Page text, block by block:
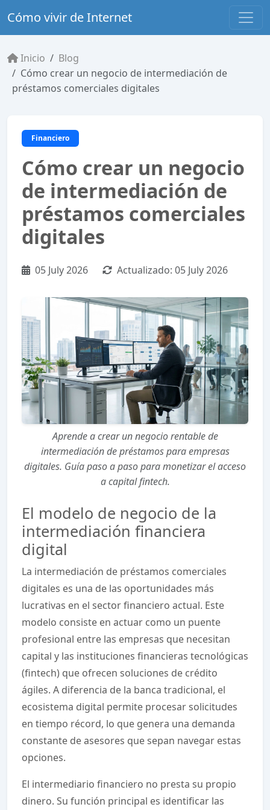
Cómo vivir de Internet
Inicio
Blog
Cómo crear un negocio de intermediación de
préstamos comerciales digitales
Financiero
Cómo crear un negocio
de intermediación de
préstamos comerciales
digitales
05 July 2026 Actualizado: 05 July 2026
Aprende a crear un negocio rentable de
intermediación de préstamos para empresas
digitales. Guía paso a paso para monetizar el acceso
a capital fintech.
El modelo de negocio de la
intermediación financiera
digital
La intermediación de préstamos comerciales
digitales es una de las oportunidades más
lucrativas en el sector financiero actual. Este
modelo consiste en actuar como un puente
profesional entre las empresas que necesitan
capital y las instituciones financieras tecnológicas
(fintech) que ofrecen soluciones de crédito
ágiles. A diferencia de la banca tradicional, el
ecosistema digital permite procesar solicitudes
en tiempo récord, lo que genera una demanda
constante de asesores que sepan navegar estas
opciones.
El intermediario financiero no presta su propio
dinero. Su función principal es identificar las